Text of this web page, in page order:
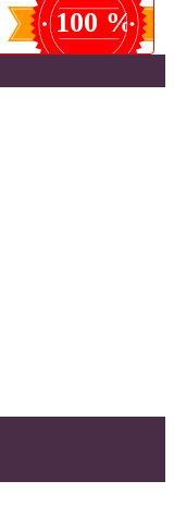
100 %